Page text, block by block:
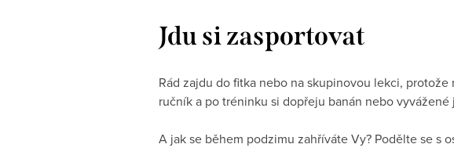
Jdu si zasportovat
Rád zajdu do fitka nebo na skupinovou lekci,
ručník a po tréninku si dopřeju banán nebo
A jak se během podzimu zahříváte Vy? Podělte se s